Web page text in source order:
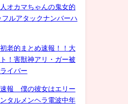
オカマちゃんの鬼女的
フルアタックナンバーハ
老的まとめ速報！！大
！害獣神アリ・ガー被
イバー
報 僕の彼女はエリー
タルメンヘラ電波中年